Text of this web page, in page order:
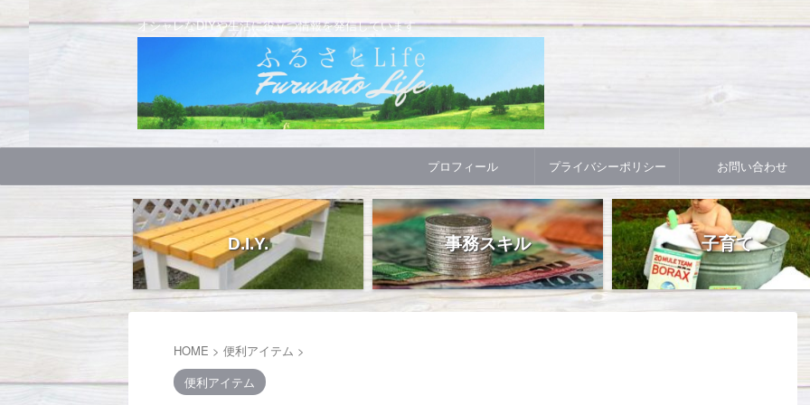
オシャレなDIYや生活に役立つ情報を発信しています
プロフィール プライバシーポリシー お問い合わせ
D.I.Y. 事務スキル 子育て
HOME > 便利アイテム >
便利アイテム